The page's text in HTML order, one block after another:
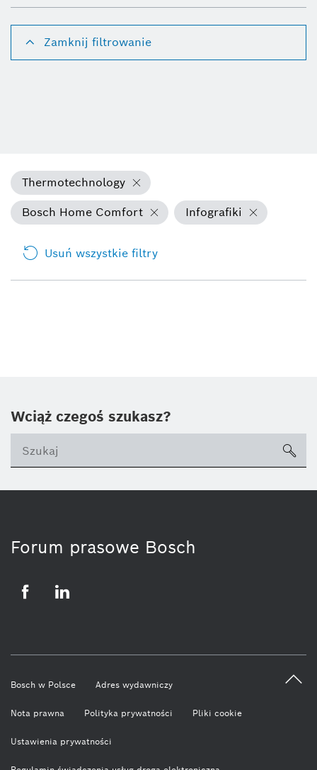
Zamknij filtrowanie
Thermotechnology
Bosch Home Comfort
Infografiki
Usuń wszystkie filtry
Wciąż czegoś szukasz?
Forum prasowe Bosch
Bosch w Polsce Adres wydawniczy
Nota prawna Polityka prywatności Pliki cookie
Ustawienia prywatności